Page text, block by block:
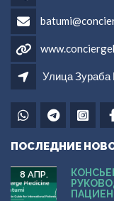
Улица Зураба
ПОСЛЕДНИЕ
8 АПР.